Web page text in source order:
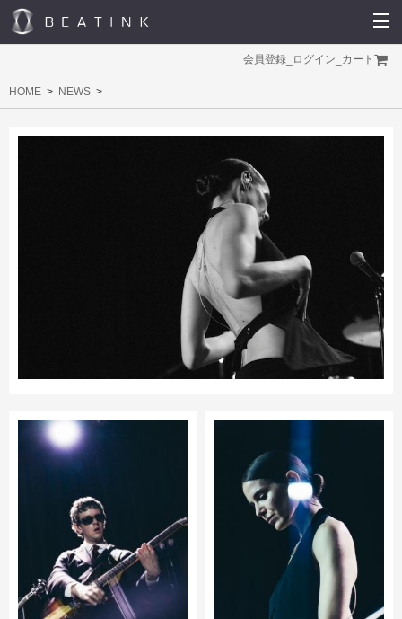
会員登録 ログイン カート
HOME NEWS